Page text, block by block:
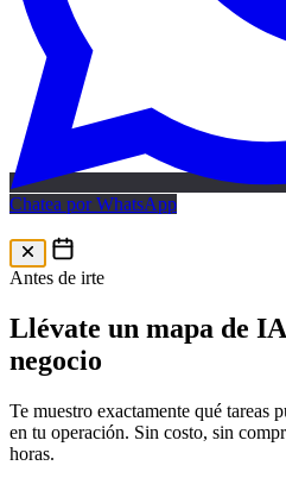
Chatea por WhatsApp
Mapa IA gratis
Antes de irte
Llévate un mapa de
negocio
Te muestro exactamente qué tareas
en tu operación. Sin costo, sin
horas.